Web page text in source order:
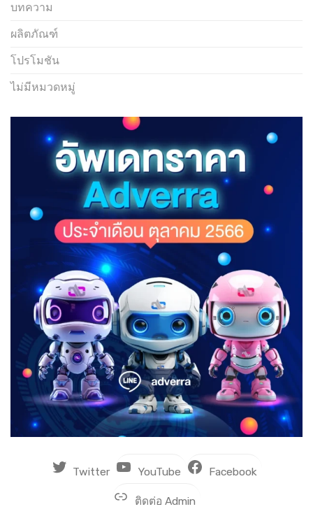
บทความ
ผลิตภัณฑ์
โปรโมชัน
ไม่มีหมวดหมู่
Twitter YouTube Facebook
ติดต่อ Admin